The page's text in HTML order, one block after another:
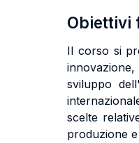
Obiettivi
Il corso si
sviluppo dell'
scelte
produzione